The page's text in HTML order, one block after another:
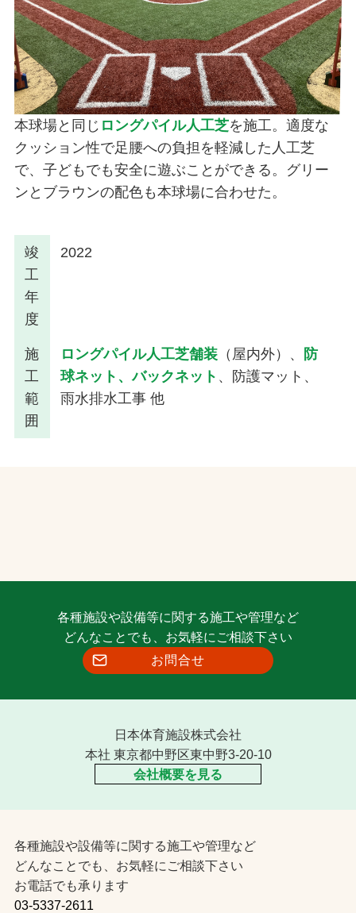
本球場と同じ ロングパイル人工芝を施工。適度な
クッション性で足腰への負担を軽減した人工芝
で、子どもでも安全に遊ぶことができる。グリー
ンとブラウンの配色も本球場に合わせた。
竣
工
年
度
2022
施
工
範
囲
ロングパイル人工芝舗装 （屋内外）、
防
球ネット、バックネット 、防護マット、
雨水排水工事 他
各種施設や設備等に関する施工や管理など
どんなことでも、お気軽にご相談下さい
お問合せ
日本体育施設株式会社
本社 東京都中野区東中野3-20-10
会社概要を見る
各種施設や設備等に関する施工や管理など
どんなことでも、お気軽にご相談下さい
お電話でも承ります
03-5337-2611